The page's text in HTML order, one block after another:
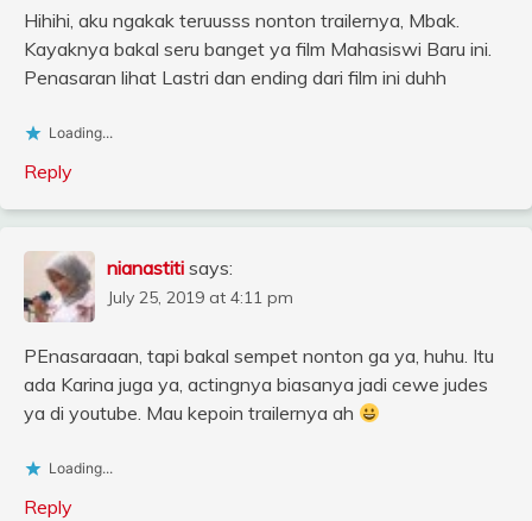
Hihihi, aku ngakak teruusss nonton trailernya, Mbak.
Kayaknya bakal seru banget ya film Mahasiswi Baru ini.
Penasaran lihat Lastri dan ending dari film ini duhh
Loading...
Reply
nianastiti says:
July 25, 2019 at 4:11 pm
PEnasaraaan, tapi bakal sempet nonton ga ya, huhu. Itu
ada Karina juga ya, actingnya biasanya jadi cewe judes
ya di youtube. Mau kepoin trailernya ah
Loading...
Reply